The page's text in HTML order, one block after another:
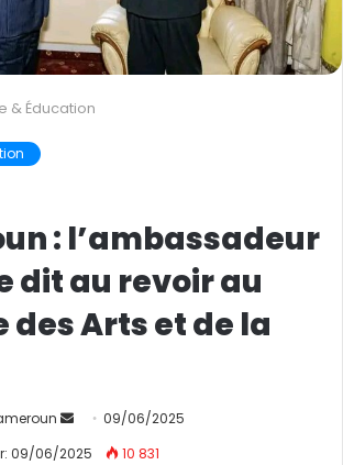
& Éducation
: l’ambassadeur
dit au revoir au
des Arts et de la
n
09/06/2025
09/06/2025
10 831